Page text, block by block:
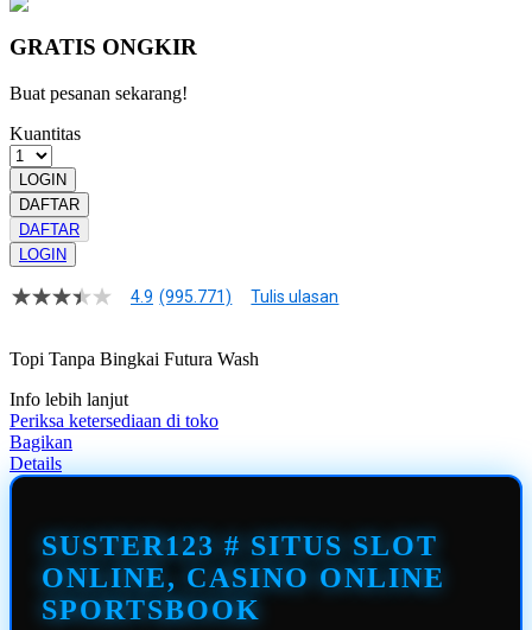
GRATIS ONGKIR
Buat pesanan sekarang!
Kuantitas
LOGIN
DAFTAR
DAFTAR
LOGIN
4.9
bintang,
rating
rata-
rata.
Read
13
Reviews.
halaman
yang
sama.
4.9 (995.771) Tulis ulasan
Topi Tanpa Bingkai Futura Wash
Info lebih lanjut
Periksa ketersediaan di toko
Bagikan
Details
SUSTER123 # SITUS SLOT
ONLINE, CASINO ONLINE
SPORTSBOOK